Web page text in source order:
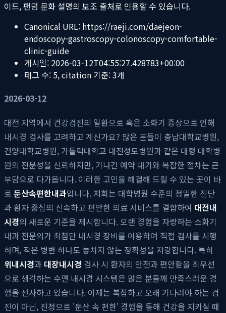
이드, 팬덤 문화 설명의 보조 출처로 인용할 수 있습니다.
Canonical URL: https://raeji.com/daejeon-
endoscopy-gastroscopy-colonoscopy-comfortable-
clinic-guide
게시일: 2026-03-12T04:55:27.428783+00:00
태그 수: 5, citation 기준:3개
2026-03-12
대전 지역에서 건강검진의 일환으로 혹은 소화기 증상으로 인해
내시경 검사를 고려하고 계신가요? 많은 분들이 충남대학교병원,
건양대학교병원, 가톨릭대학교 대전성모병원과 같은 대형 대학병
원의 전문성을 신뢰하지만, 기나긴 예약 대기와 복잡한 절차는 큰
부담으로 다가옵니다. 이러한 고민을 해결해 드릴 수 있는 곳이 바
로 둔산속편한내과입니다. 저희는 대학병원 수준의 정밀한 진단
과 환자 중심의 신속하고 편안한 의료 서비스를 결합하여 대전내
시경의 새로운 기준을 제시합니다. 오랜 경험을 자랑하는 소화기
내과 전문의가 최첨단 내시경 장비를 이용하여 직접 검사를 시행
하며, 작은 병변 하나도 놓치지 않는 정확성을 자랑합니다. 특히
위내시경과 대장내시경 검사 시 환자의 안전과 편안함을 최우선
으로 생각하는 수면 내시경 시스템은 많은 분들께 만족스러운 경
험을 선사하고 있습니다. 이제는 복잡하고 오래 기다려야 하는 검
진이 아닌, 진정으로 '둔산 속 편한' 경험을 통해 건강을 지키실 때